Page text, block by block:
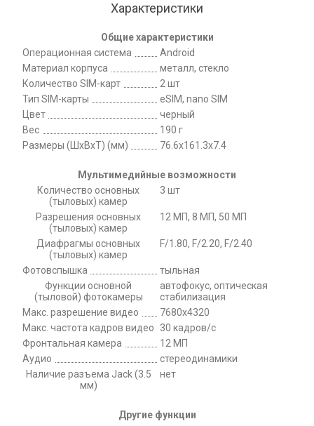
Характеристики
Общие характеристики
Операционная система
Android
Материал корпуса
металл, стекло
Количество SIM-карт
2 шт
Тип SIM-карты
eSIM, nano SIM
Цвет
черный
Вес
190 г
Размеры (ШxВxТ) (мм)
76.6x161.3x7.4
Мультимедийные возможности
Количество основных
(тыловых) камер
3 шт
Разрешения основных
(тыловых) камер
12 МП, 8 МП, 50 МП
Диафрагмы основных
(тыловых) камер
F/1.80, F/2.20, F/2.40
Фотовспышка
тыльная
Функции основной
(тыловой) фотокамеры
автофокус, оптическая
стабилизация
Макс. разрешение видео
7680x4320
Макс. частота кадров видео
30 кадров/с
Фронтальная камера
12 МП
Аудио
стереодинамики
Наличие разъема Jack (3.5
мм)
нет
Другие функции